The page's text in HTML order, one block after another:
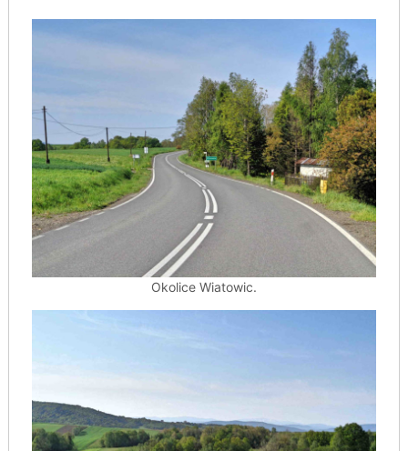
Okolice Wiatowic.